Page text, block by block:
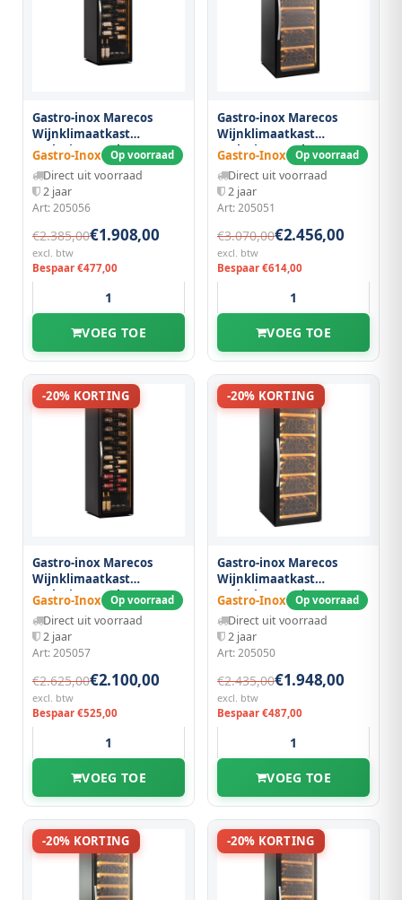
Gastro-inox Marecos
Wijnklimaatkast
Exclusive 101 Flessen
Zicht Ligging, Enkele
Zone
Gastro-Inox Op voorraad
Direct uit voorraad
2 jaar
Art: 205056
€2.385,00€1.908,00
excl. btw
Bespaar €477,00
VOEG TOE
Gastro-inox Marecos
Wijnklimaatkast
Exclusive 123 Flessen,
Dubbele Zone
Gastro-Inox Op voorraad
Direct uit voorraad
2 jaar
Art: 205051
€3.070,00€2.456,00
excl. btw
Bespaar €614,00
VOEG TOE
-20% KORTING
Gastro-inox Marecos
Wijnklimaatkast
Exclusive 125 Flessen
Zicht Ligging, Enkele
Zone
Gastro-Inox Op voorraad
Direct uit voorraad
2 jaar
Art: 205057
€2.625,00€2.100,00
excl. btw
Bespaar €525,00
VOEG TOE
-20% KORTING
Gastro-inox Marecos
Wijnklimaatkast
Exclusive 131 Flessen,
Enkele Zone
Gastro-Inox Op voorraad
Direct uit voorraad
2 jaar
Art: 205050
€2.435,00€1.948,00
excl. btw
Bespaar €487,00
VOEG TOE
-20% KORTING -20% KORTING